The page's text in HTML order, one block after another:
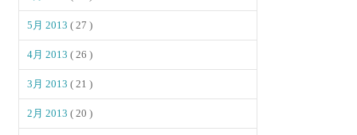
5月 2013( 27 )
4月 2013( 26 )
3月 2013( 21 )
2月 2013( 20 )